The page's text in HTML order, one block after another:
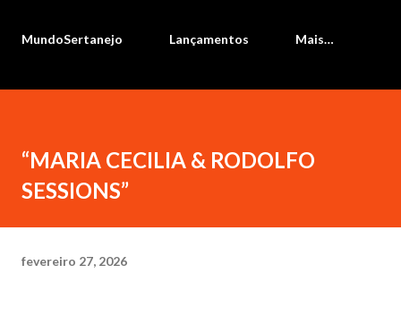
MundoSertanejo Lançamentos Mais…
“MARIA CECILIA & RODOLFO
SESSIONS”
fevereiro 27, 2026